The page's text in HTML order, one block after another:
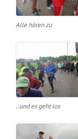
Alle hören zu
..und es geht los